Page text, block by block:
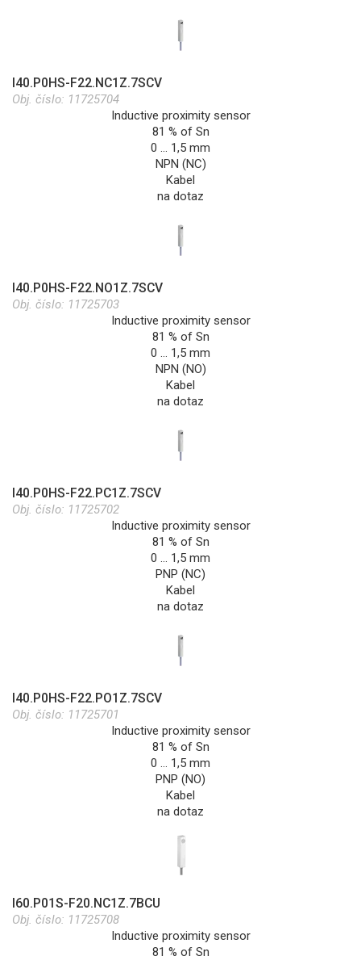
I40.P0HS-F22.NC1Z.7SCV
Obj. číslo: 11725704
Inductive proximity sensor
81 % of Sn
0 … 1,5 mm
NPN (NC)
Kabel
na dotaz
I40.P0HS-F22.NO1Z.7SCV
Obj. číslo: 11725703
Inductive proximity sensor
81 % of Sn
0 … 1,5 mm
NPN (NO)
Kabel
na dotaz
I40.P0HS-F22.PC1Z.7SCV
Obj. číslo: 11725702
Inductive proximity sensor
81 % of Sn
0 … 1,5 mm
PNP (NC)
Kabel
na dotaz
I40.P0HS-F22.PO1Z.7SCV
Obj. číslo: 11725701
Inductive proximity sensor
81 % of Sn
0 … 1,5 mm
PNP (NO)
Kabel
na dotaz
I60.P01S-F20.NC1Z.7BCU
Obj. číslo: 11725708
Inductive proximity sensor
81 % of Sn